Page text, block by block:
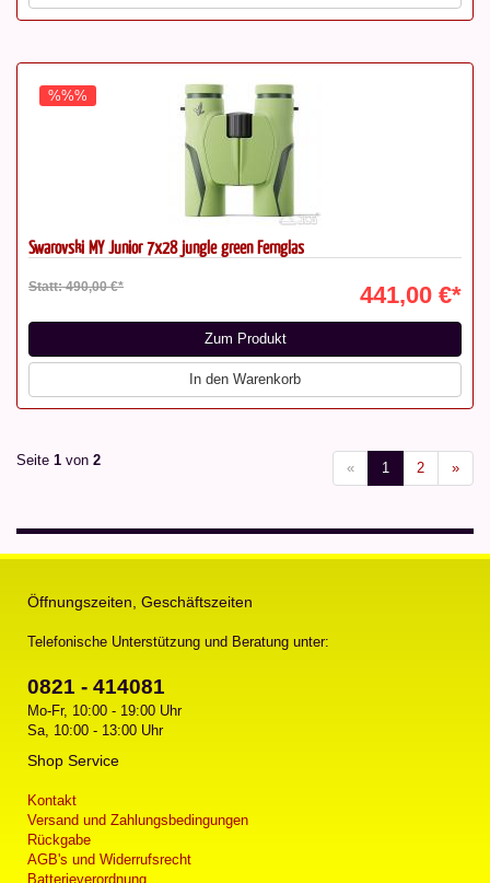
%%%
Swarovski MY Junior 7x28 jungle green Fernglas
Statt: 490,00 €* 441,00 €*
Zum Produkt
In den Warenkorb
Seite 1 von 2 « 1 2 »
Öffnungszeiten, Geschäftszeiten
Telefonische Unterstützung und Beratung unter:
0821 - 414081
Mo-Fr, 10:00 - 19:00 Uhr
Sa, 10:00 - 13:00 Uhr
Shop Service
Kontakt
Versand und Zahlungsbedingungen
Rückgabe
AGB's und Widerrufsrecht
Batterieverordnung